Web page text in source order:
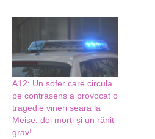
A12: Un șofer care circula
pe contrasens a provocat o
tragedie vineri seara la
Meise: doi morți și un rănit
grav!